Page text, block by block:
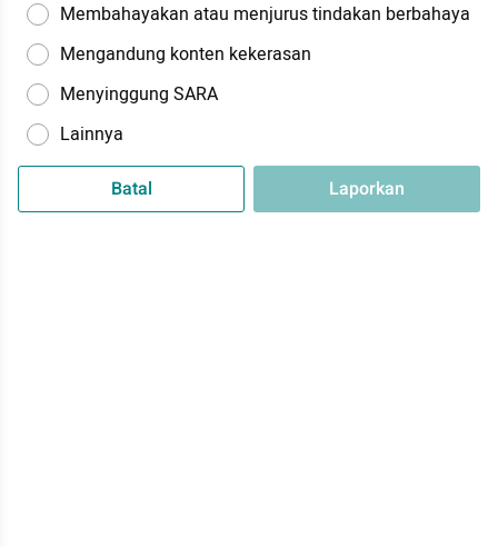
Membahayakan atau menjurus tindakan berbahaya
Mengandung konten kekerasan
Menyinggung SARA
Lainnya
Batal Laporkan